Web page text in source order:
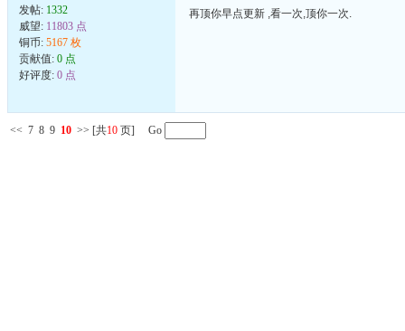
发帖: 1332
威望: 11803 点
铜币: 5167 枚
贡献值: 0 点
好评度: 0 点
再顶你早点更新 ,看一次,顶你一次.
<< 7 8 9 10 >> [共10 页] Go